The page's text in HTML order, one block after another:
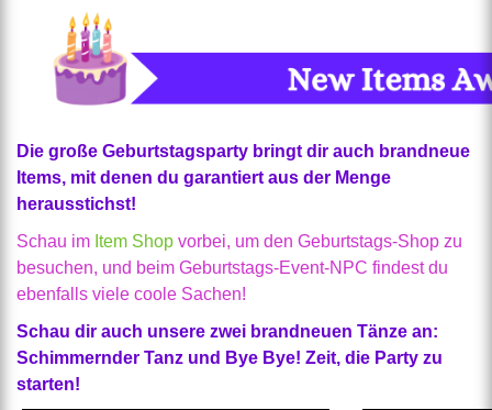
Die große Geburtstagsparty bringt dir auch brandneue
Items, mit denen du garantiert aus der Menge
herausstichst!
Schau im Item Shop vorbei, um den Geburtstags-Shop zu
besuchen, und beim Geburtstags-Event-NPC findest du
ebenfalls viele coole Sachen!
Schau dir auch unsere zwei brandneuen Tänze an:
Schimmernder Tanz und Bye Bye! Zeit, die Party zu
starten!